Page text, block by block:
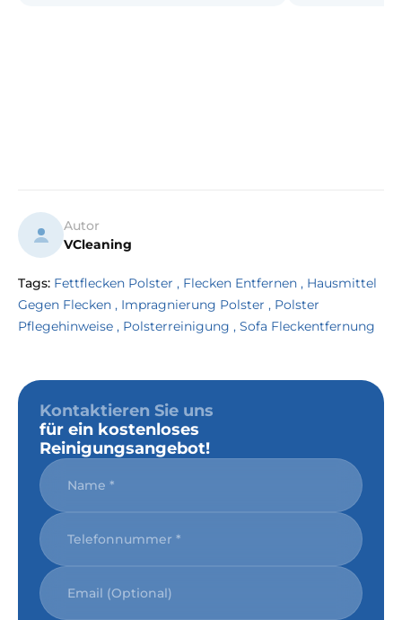
Autor
VCleaning
Tags: Fettflecken Polster , Flecken Entfernen , Hausmittel
Gegen Flecken , Impragnierung Polster , Polster
Pflegehinweise , Polsterreinigung , Sofa Fleckentfernung
Kontaktieren Sie uns
für ein kostenloses
Reinigungsangebot!